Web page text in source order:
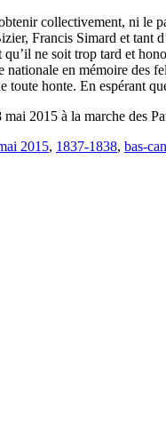
collectivement, ni
Francis Simard et
ne soit trop tard et
en mémoire des
toute honte. En espérant
2015 à la marche
2015, 1837-1838, bas-